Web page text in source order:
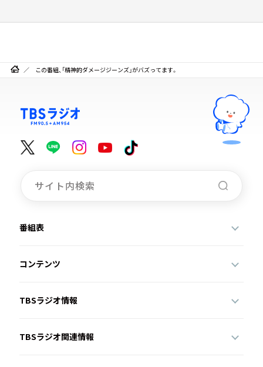
この番組、「精神的ダメージジーンズ」がバズってます。
番組表
コンテンツ
TBSラジオ情報
TBSラジオ関連情報